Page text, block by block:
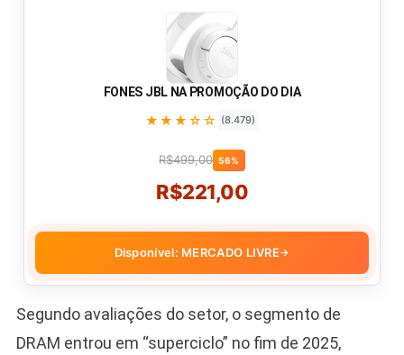
FONES JBL NA PROMOÇÃO DO DIA
★★★☆☆ (8.479)
R$499,00 56%
R$221,00
Disponível: MERCADO LIVRE→
Segundo avaliações do setor, o segmento de
DRAM entrou em “superciclo” no fim de 2025,